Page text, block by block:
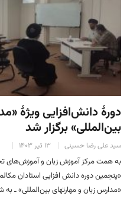
دورهٔ دانش‌افزایی ویژهٔ
بین‌المللی» برگزار شد
سید علی رضا حسینی ۱۳ تیر ۱۴۰۳
به همت مرکز آموزش زبان و آموزش‌های
«پنجمین دوره دانش افزایی استادان
«مدارس زبان و مهارت‏های بین‌المللی» ـ